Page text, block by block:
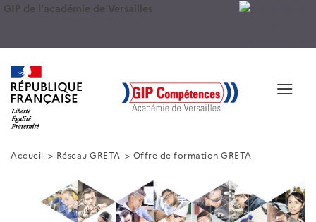
GIP de l'académie de Versailles
≡
Accueil Réseau GRETA Offre de formation GRETA